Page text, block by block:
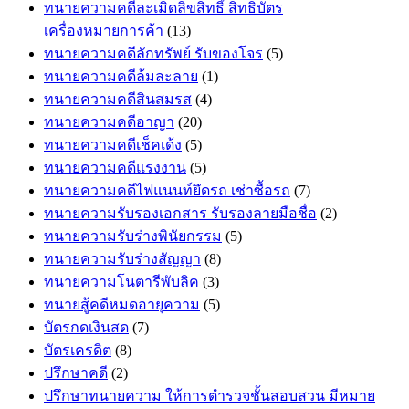
ทนายความคดีละเมิดลิขสิทธิ์ สิทธิบัตร
เครื่องหมายการค้า (13)
ทนายความคดีลักทรัพย์ รับของโจร (5)
ทนายความคดีล้มละลาย (1)
ทนายความคดีสินสมรส (4)
ทนายความคดีอาญา (20)
ทนายความคดีเช็คเด้ง (5)
ทนายความคดีแรงงาน (5)
ทนายความคดีไฟแนนท์ยึดรถ เช่าซื้อรถ (7)
ทนายความรับรองเอกสาร รับรองลายมือชื่อ (2)
ทนายความรับร่างพินัยกรรม (5)
ทนายความรับร่างสัญญา (8)
ทนายความโนตารีพับลิค (3)
ทนายสู้คดีหมดอายุความ (5)
บัตรกดเงินสด (7)
บัตรเครดิต (8)
ปรึกษาคดี (2)
ปรึกษาทนายความ ให้การตำรวจชั้นสอบสวน มีหมาย